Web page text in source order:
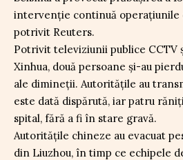
intervenție continuă operațiunile
potrivit Reuters.
Potrivit televiziunii publice CCTV
Xinhua, două persoane și-au
ale dimineții. Autoritățile au
este dată dispărută, iar patru
spital, fără a fi în stare gravă.
Autoritățile chineze au evacuat
din Liuzhou, în timp ce echipele